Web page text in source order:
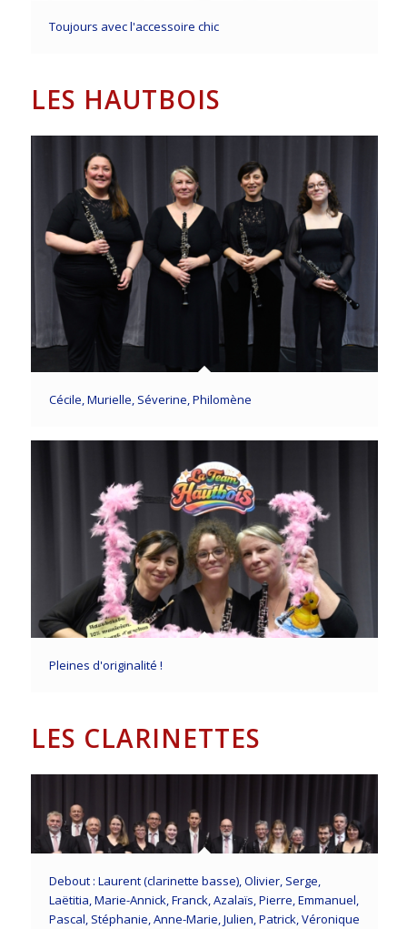
Toujours avec l'accessoire chic
LES HAUTBOIS
Cécile, Murielle, Séverine, Philomène
Pleines d'originalité !
LES CLARINETTES
Debout : Laurent (clarinette basse), Olivier, Serge,
Laëtitia, Marie-Annick, Franck, Azalaïs, Pierre, Emmanuel,
Pascal, Stéphanie, Anne-Marie, Julien, Patrick, Véronique